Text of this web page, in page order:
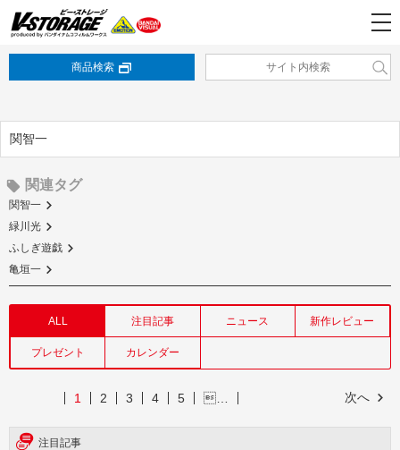
商品検索
関智一
関連タグ
関智一
緑川光
ふしぎ遊戯
亀垣一
ALL 注目記事 ニュース 新作レビュー
プレゼント カレンダー
次へ
1 2 3 4 5 …
注目記事